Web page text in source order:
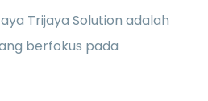
Trijaya Solution adalah
berfokus pada